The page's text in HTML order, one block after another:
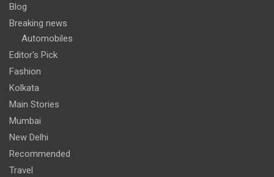
Blog
Breaking news
Automobiles
Editor's Pick
Fashion
Kolkata
Main Stories
Mumbai
New Delhi
Recommended
Travel